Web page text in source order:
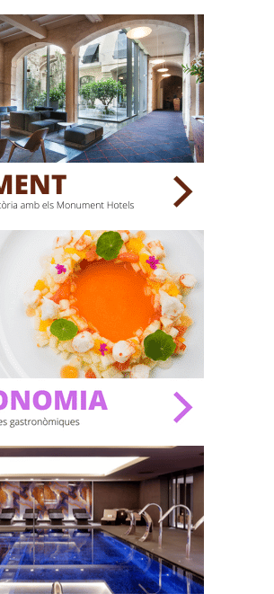
Què vols fer?
BARS
SPAS
SALES